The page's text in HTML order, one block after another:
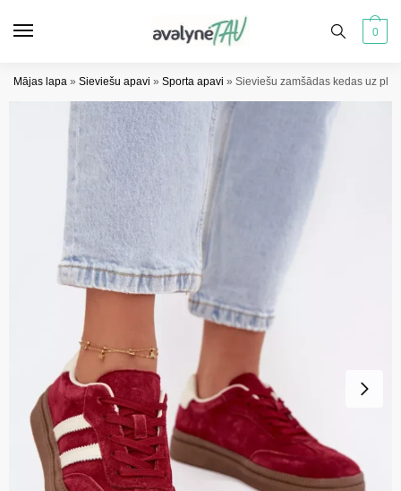
0
Mājas lapa » Sieviešu apavi » Sporta apavi » Sieviešu zamšādas kedas uz